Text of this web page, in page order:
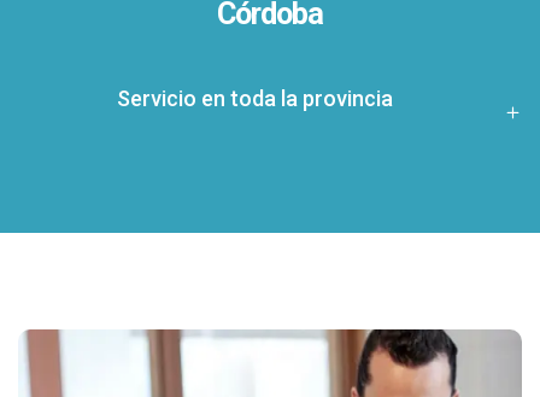
Córdoba
Servicio en toda la provincia